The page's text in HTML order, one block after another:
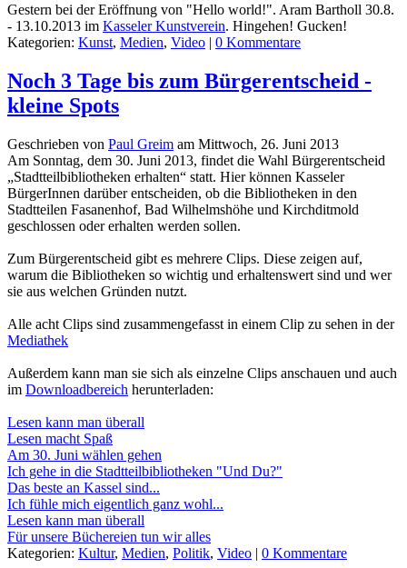
Gestern bei der Eröffnung von "Hello world!". Aram Bartholl 30.8.
- 13.10.2013 im Kasseler Kunstverein. Hingehen! Gucken!
Kategorien: Kunst, Medien, Video | 0 Kommentare
Noch 3 Tage bis zum Bürgerentscheid -
kleine Spots
Geschrieben von Paul Greim am Mittwoch, 26. Juni 2013
Am Sonntag, dem 30. Juni 2013, findet die Wahl Bürgerentscheid
„Stadtteilbibliotheken erhalten“ statt. Hier können Kasseler
BürgerInnen darüber entscheiden, ob die Bibliotheken in den
Stadtteilen Fasanenhof, Bad Wilhelmshöhe und Kirchditmold
geschlossen oder erhalten werden sollen.
Zum Bürgerentscheid gibt es mehrere Clips. Diese zeigen auf,
warum die Bibliotheken so wichtig und erhaltenswert sind und wer
sie aus welchen Gründen nutzt.
Alle acht Clips sind zusammengefasst in einem Clip zu sehen in der
Mediathek
Außerdem kann man sie sich als einzelne Clips anschauen und auch
im Downloadbereich herunterladen:
Lesen kann man überall
Lesen macht Spaß
Am 30. Juni wählen gehen
Ich gehe in die Stadtteilbibliotheken "Und Du?"
Das beste an Kassel sind...
Ich fühle mich eigentlich ganz wohl...
Lesen kann man überall
Für unsere Büchereien tun wir alles
Kategorien: Kultur, Medien, Politik, Video | 0 Kommentare